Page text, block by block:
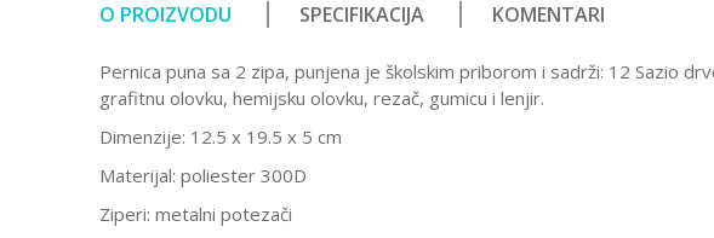
O PROIZVODU SPECIFIKACIJA KOMENTARI
Pernica puna sa 2 zipa, punjena je školskim priborom i sadrži: 12 Sazio
grafitnu olovku, hemijsku olovku, rezač, gumicu i lenjir.
Dimenzije: 12.5 x 19.5 x 5 cm
Materijal: poliester 300D
Ziperi: metalni potezači